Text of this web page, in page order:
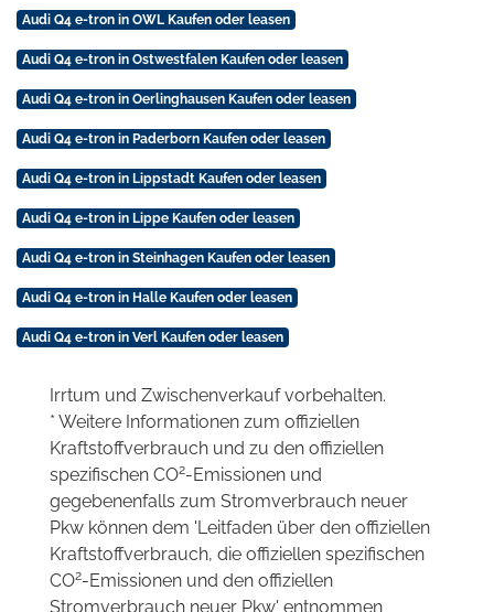
Audi Q4 e-tron in OWL Kaufen oder leasen
Audi Q4 e-tron in Ostwestfalen Kaufen oder leasen
Audi Q4 e-tron in Oerlinghausen Kaufen oder leasen
Audi Q4 e-tron in Paderborn Kaufen oder leasen
Audi Q4 e-tron in Lippstadt Kaufen oder leasen
Audi Q4 e-tron in Lippe Kaufen oder leasen
Audi Q4 e-tron in Steinhagen Kaufen oder leasen
Audi Q4 e-tron in Halle Kaufen oder leasen
Audi Q4 e-tron in Verl Kaufen oder leasen
Irrtum und Zwischenverkauf vorbehalten.
* Weitere Informationen zum offiziellen
Kraftstoffverbrauch und zu den offiziellen
spezifischen CO2-Emissionen und
gegebenenfalls zum Stromverbrauch neuer
Pkw können dem 'Leitfaden über den offiziellen
Kraftstoffverbrauch, die offiziellen spezifischen
CO2-Emissionen und den offiziellen
Stromverbrauch neuer Pkw' entnommen